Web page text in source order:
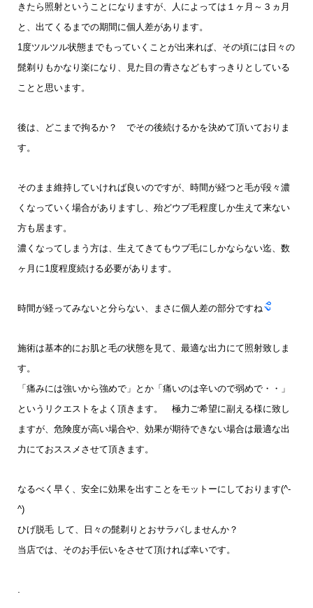
きたら照射ということになりますが、人によっては１ヶ月～３ヵ月
と、出てくるまでの期間に個人差があります。
1度ツルツル状態までもっていくことが出来れば、その頃には日々の
髭剃りもかなり楽になり、見た目の青さなどもすっきりとしている
ことと思います。
後は、どこまで拘るか？ でその後続けるかを決めて頂いておりま
す。
そのまま維持していければ良いのですが、時間が経つと毛が段々濃
くなっていく場合がありますし、殆どウブ毛程度しか生えて来ない
方も居ます。
濃くなってしまう方は、生えてきてもウブ毛にしかならない迄、数
ヶ月に1度程度続ける必要があります。
時間が経ってみないと分らない、まさに個人差の部分ですね
施術は基本的にお肌と毛の状態を見て、最適な出力にて照射致しま
す。
「痛みには強いから強めで」とか「痛いのは辛いので弱めで・・」
という リクエストをよく頂きます。 極力ご希望に副える様に致し
ますが、危険度が高い場合や、効果が期待できない場合は最適な出
力にておススメさせて頂きます。
なるべく早く、安全に効果を出すことをモットーにしております(^-
^)
ひげ脱毛 して、日々の髭剃りとおサラバしませんか？
当店では、そのお手伝いをさせて頂ければ幸いです。